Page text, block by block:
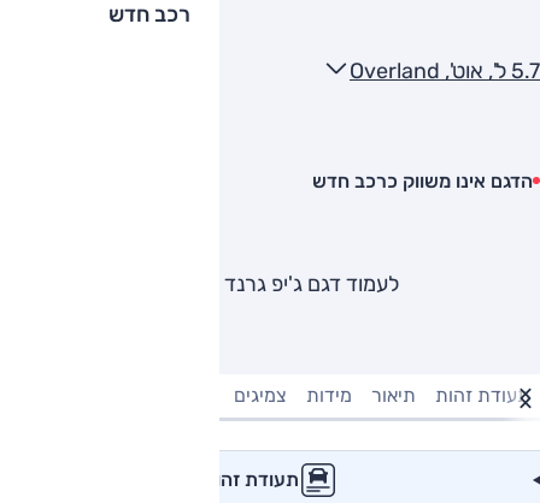
רכב חדש
5.7 ל', אוט', Overland
הדגם אינו משווק כרכב חדש
לעמוד דגם ג'יפ גרנד צ'רוקי
תעודת זהות תיאור מידות צמיגים
תעודת זהות